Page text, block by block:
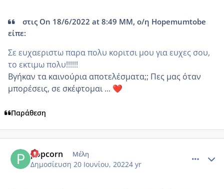
στις On 18/6/2022 at 8:49 ΜΜ, ο/η Hopemumtobe
είπε:
Σε ευχαεριστω παρα πολυ κοριτσι μου για ευχες σου,
το εκτιμω πολυ!!!!!!
Βγήκαν τα καινούρια αποτελέσματα;; Πες μας όταν
μπορέσεις, σε σκέφτομαι ... ❤️
Παράθεση
popcorn Μέλη
Δημοσίευση 20 Ιουνίου, 20224 yr